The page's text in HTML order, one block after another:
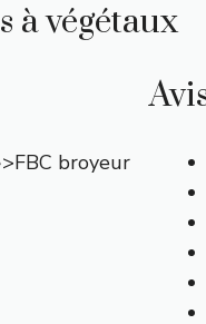
à végétaux
broyeur